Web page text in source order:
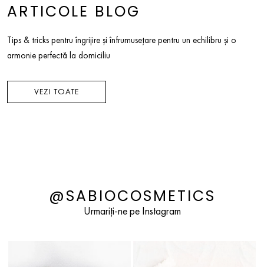
ARTICOLE BLOG
Tips & tricks pentru îngrijire și înfrumusețare pentru un echilibru și o
armonie perfectă la domiciliu
VEZI TOATE
@SABIOCOSMETICS
Urmariți-ne pe Instagram